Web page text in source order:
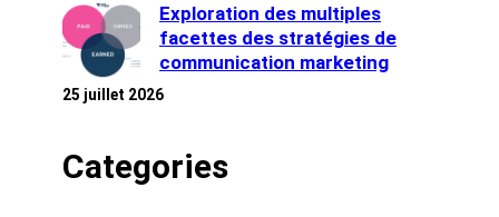
Exploration des multiples
facettes des stratégies de
communication marketing
25 juillet 2026
Categories